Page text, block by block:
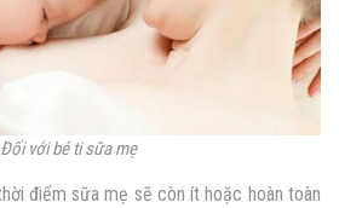
Đối với bé ti sữa mẹ
điểm sữa mẹ sẽ còn ít hoặc hoàn toàn